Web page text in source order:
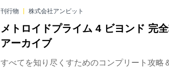
刊行物 株式会社アンビット
メトロイドプライム 4 ビヨンド 完
アーカイブ
すべてを知り尽くすためのコンプリート攻略